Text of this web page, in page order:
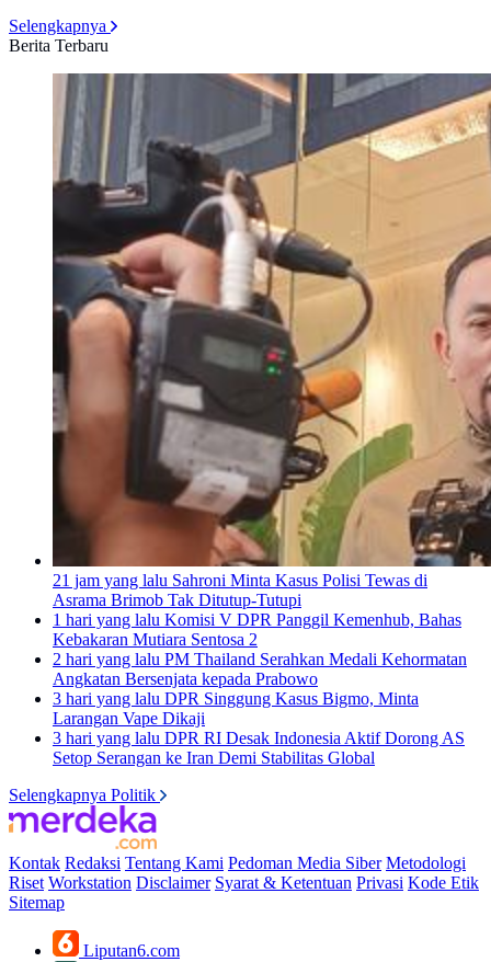
Selengkapnya
Berita Terbaru
21 jam yang lalu Sahroni Minta Kasus Polisi Tewas di
Asrama Brimob Tak Ditutup-Tutupi
1 hari yang lalu Komisi V DPR Panggil Kemenhub, Bahas
Kebakaran Mutiara Sentosa 2
2 hari yang lalu PM Thailand Serahkan Medali Kehormatan
Angkatan Bersenjata kepada Prabowo
3 hari yang lalu DPR Singgung Kasus Bigmo, Minta
Larangan Vape Dikaji
3 hari yang lalu DPR RI Desak Indonesia Aktif Dorong AS
Setop Serangan ke Iran Demi Stabilitas Global
Selengkapnya Politik
Kontak Redaksi Tentang Kami Pedoman Media Siber Metodologi
Riset Workstation Disclaimer Syarat & Ketentuan Privasi Kode Etik
Sitemap
Liputan6.com